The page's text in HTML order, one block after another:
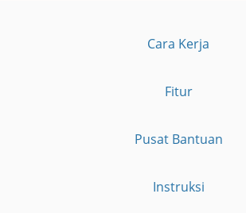
Cara Kerja
Fitur
Pusat Bantuan
Instruksi